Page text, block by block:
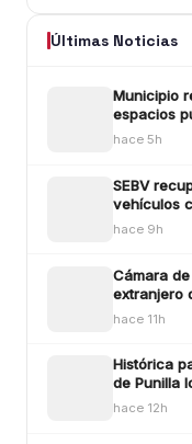
Últimas Noticias
Municipio
espacios
últimas dos
hace 5h
SEBV
vehículos
hace 9h
Cámara
extranjero
durante
hace 11h
Histórica
de Punilla
Estados
hace 12h